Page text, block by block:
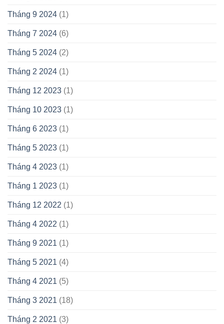
Tháng 9 2024 (1)
Tháng 7 2024 (6)
Tháng 5 2024 (2)
Tháng 2 2024 (1)
Tháng 12 2023 (1)
Tháng 10 2023 (1)
Tháng 6 2023 (1)
Tháng 5 2023 (1)
Tháng 4 2023 (1)
Tháng 1 2023 (1)
Tháng 12 2022 (1)
Tháng 4 2022 (1)
Tháng 9 2021 (1)
Tháng 5 2021 (4)
Tháng 4 2021 (5)
Tháng 3 2021 (18)
Tháng 2 2021 (3)